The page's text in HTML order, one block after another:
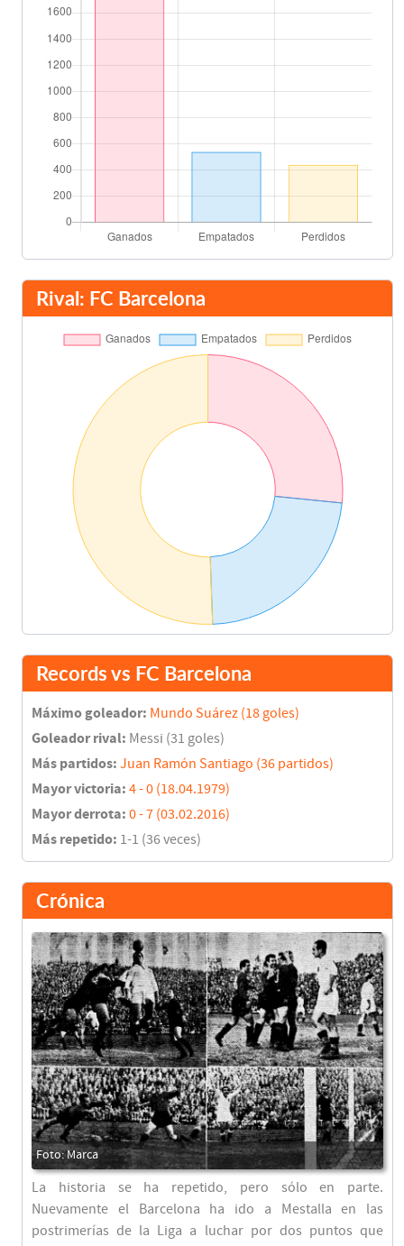
Rival: FC Barcelona
Records vs FC Barcelona
Máximo goleador: Mundo Suárez (18 goles)
Goleador rival: Messi (31 goles)
Más partidos: Juan Ramón Santiago (36 partidos)
Mayor victoria: 4 - 0 (18.04.1979)
Mayor derrota: 0 - 7 (03.02.2016)
Más repetido: 1-1 (36 veces)
Crónica
La historia se ha repetido, pero sólo en parte.
Nuevamente el Barcelona ha ido a Mestalla en las
postrimerías de la Liga a luchar por dos puntos que